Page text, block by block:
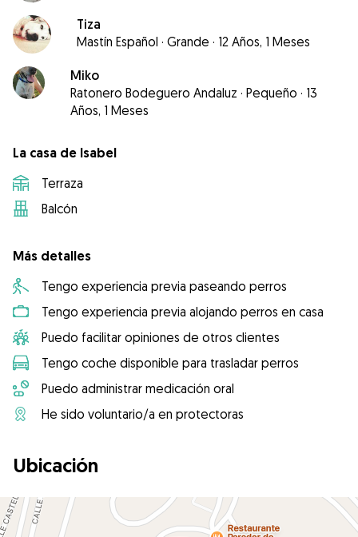
Tiza
Mastín Español · Grande · 12 Años, 1 Meses
Miko
Ratonero Bodeguero Andaluz · Pequeño · 13
Años, 1 Meses
La casa de Isabel
Terraza
Balcón
Más detalles
Tengo experiencia previa paseando perros
Tengo experiencia previa alojando perros en casa
Puedo facilitar opiniones de otros clientes
Tengo coche disponible para trasladar perros
Puedo administrar medicación oral
He sido voluntario/a en protectoras
Ubicación